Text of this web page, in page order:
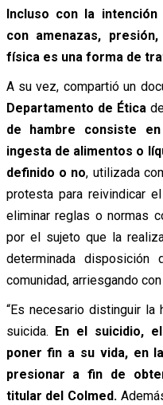
Incluso con la
con amenazas,
física es una forma de
A su vez, compartió un
Departamento de Ética
de hambre consiste
ingesta de alimentos o
definido o no, utilizada
protesta para reivindicar
eliminar reglas o normas
por el sujeto que la
determinada
comunidad, arriesgando
“Es necesario distinguir la
suicida.
En el suicidio,
poner fin a su vida, en
presionar a fin de
titular del Colmed.